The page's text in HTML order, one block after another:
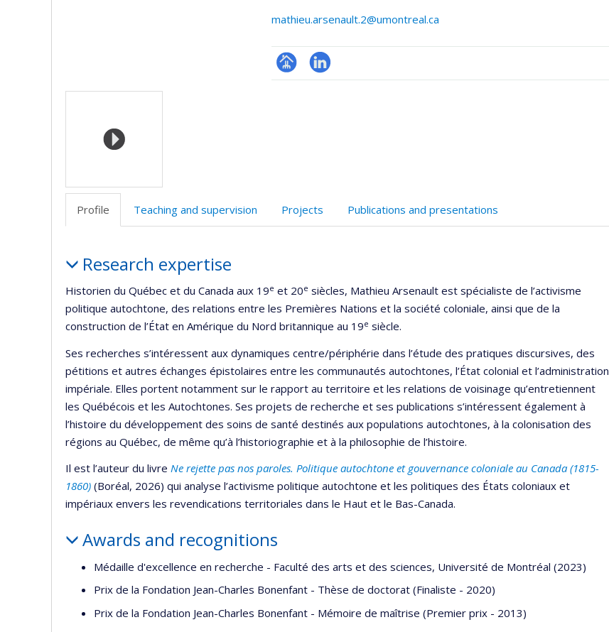
mathieu.arsenault.2@umontreal.ca
Page LinkedIn
Media
Profile Teaching and supervision Projects Publications and presentations
Research expertise
Historien du Québec et du Canada aux 19e et 20e siècles, Mathieu Arsenault est spécialiste de l’activisme
politique autochtone, des relations entre les Premières Nations et la société coloniale, ainsi que de la
construction de l’État en Amérique du Nord britannique au 19e siècle.
Ses recherches s’intéressent aux dynamiques centre/périphérie dans l’étude des pratiques discursives, des
pétitions et autres échanges épistolaires entre les communautés autochtones, l’État colonial et l’administration
impériale. Elles portent notamment sur le rapport au territoire et les relations de voisinage qu’entretiennent
les Québécois et les Autochtones. Ses projets de recherche et ses publications s’intéressent également à
l’histoire du développement des soins de santé destinés aux populations autochtones, à la colonisation des
régions au Québec, de même qu’à l’historiographie et à la philosophie de l’histoire.
Il est l’auteur du livre Ne rejette pas nos paroles. Politique autochtone et gouvernance coloniale au Canada (1815-
1860) (Boréal, 2026) qui analyse l’activisme politique autochtone et les politiques des États coloniaux et
impériaux envers les revendications territoriales dans le Haut et le Bas-Canada.
Awards and recognitions
Médaille d'excellence en recherche - Faculté des arts et des sciences, Université de Montréal (2023)
Prix de la Fondation Jean-Charles Bonenfant - Thèse de doctorat (Finaliste - 2020)
Prix de la Fondation Jean-Charles Bonenfant - Mémoire de maîtrise (Premier prix - 2013)